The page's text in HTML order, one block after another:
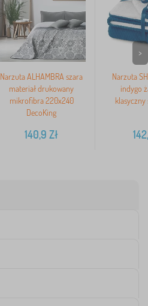
Narzuta ALHAMBRA szara
materiał drukowany
mikrofibra 220x240
DecoKing
140,9 Zł
Narzuta
indygo
klasyczny
>